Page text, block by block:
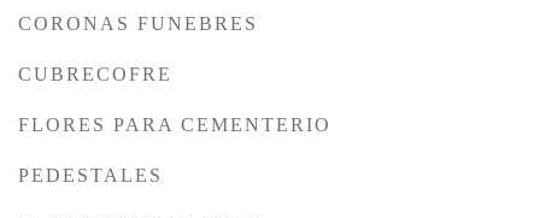
CORONAS FUNEBRES
CUBRECOFRE
FLORES PARA CEMENTERIO
PEDESTALES